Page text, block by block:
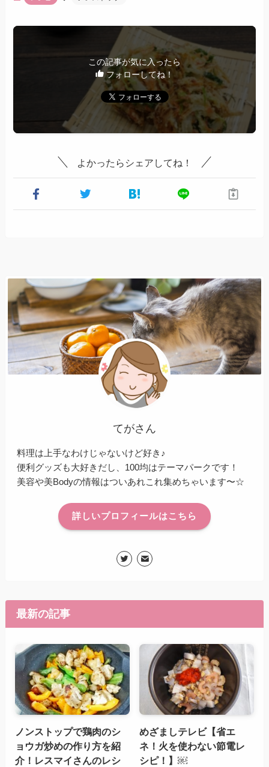
この記事が気に入ったら
フォローしてね！
よかったらシェアしてね！
てがさん
料理は上手なわけじゃないけど好き♪
便利グッズも大好きだし、100均はテーマパークです！
美容や美Bodyの情報はついあれこれ集めちゃいます〜☆
詳しいプロフィールはこちら
最新の記事
ノンストップで鶏肉のシ
ョウガ炒めの作り方を紹
介！レスマイさんのレシ
めざましテレビ【省エ
ネ！火を使わない節電レ
シピ！】￼